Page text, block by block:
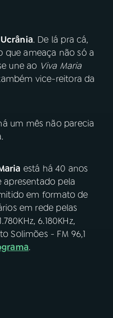
. De lá pra cá,
que ameaça não só a
une ao Viva Maria
vice-reitora da
um mês não parecia
está há 40 anos
apresentado pela
em formato de
em rede pelas
6.180KHz,
Solimões - FM 96,1
.